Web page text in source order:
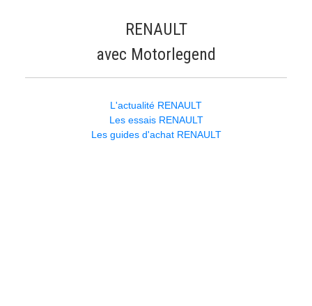
RENAULT
avec Motorlegend
L'actualité RENAULT
Les essais RENAULT
Les guides d'achat RENAULT